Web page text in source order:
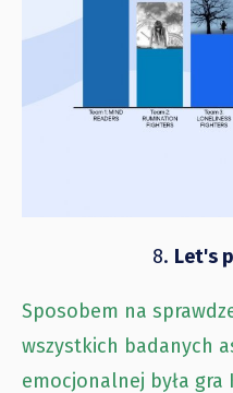
8. Let's
Sposobem na
wszystkich badanych
emocjonalnej była gra